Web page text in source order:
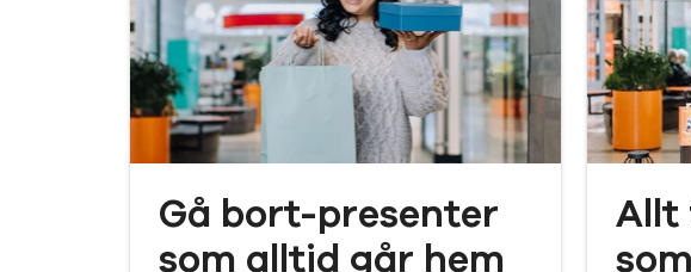
Gå bort-presenter
som alltid går hem
Allt